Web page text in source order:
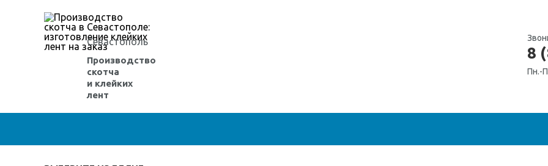
Севастополь
Производство
скотча
и клейких
лент
8
Пн.-